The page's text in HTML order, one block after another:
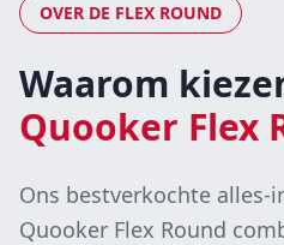
OVER DE FLEX ROUND
Waarom
Quooker Flex
Ons bestverkochte alles-
Quooker Flex Round